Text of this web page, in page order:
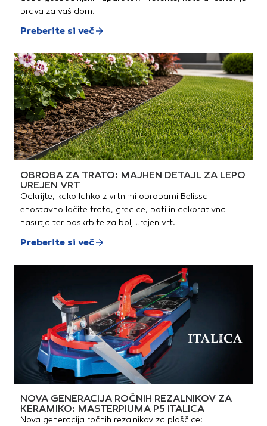
prava za vaš dom.
Preberite si več
OBROBA ZA TRATO: MAJHEN DETAJL ZA LEPO
UREJEN VRT
Odkrijte, kako lahko z vrtnimi obrobami Belissa
enostavno ločite trato, gredice, poti in dekorativna
nasutja ter poskrbite za bolj urejen vrt.
Preberite si več
NOVA GENERACIJA ROČNIH REZALNIKOV ZA
KERAMIKO: MASTERPIUMA P5 ITALICA
Nova generacija ročnih rezalnikov za ploščice: